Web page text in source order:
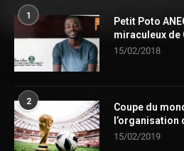
1
Petit Poto
miraculeux de
15/02/2018
2
Coupe du
l’organisation
15/02/2019